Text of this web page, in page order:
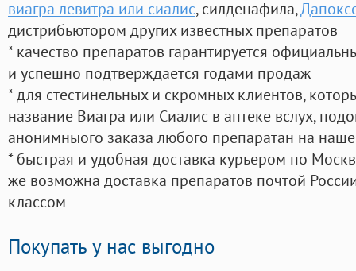
виагра левитра или сиалис, силденафила,
дистрибьютором других известных препаратов
* качество препаратов гарантируется
и успешно подтверждается годами продаж
* для стестинельных и скромных клиентов,
название Виагра или Сиалис в аптеке вслух,
анонимныого заказа любого препаратан на
* быстрая и удобная доставка курьером по
же возможна доставка препаратов почтой
классом
Покупать у нас выгодно